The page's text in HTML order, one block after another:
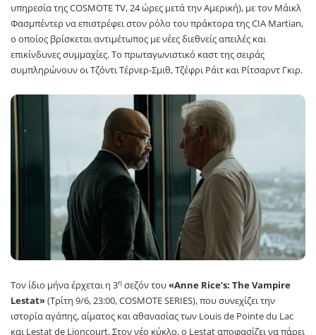
υπηρεσία της COSMOTE TV, 24 ώρες μετά την Αμερική), με τον Μάικλ
Φασμπέντερ να επιστρέφει στον ρόλο του πράκτορα της CIA Martian,
ο οποίος βρίσκεται αντιμέτωπος με νέες διεθνείς απειλές και
επικίνδυνες συμμαχίες. Το πρωταγωνιστικό καστ της σειράς
συμπληρώνουν οι Τζόντι Τέρνερ-Σμιθ, Τζέφρι Ράιτ και Ρίτσαρντ Γκιρ.
Τον ίδιο μήνα έρχεται η 3η σεζόν του«Anne Rice’s: The Vampire
Lestat»(Τρίτη 9/6, 23:00, COSMOTE SERIES), που συνεχίζει την
ιστορία αγάπης, αίματος και αθανασίας των Louis de Pointe du Lac
και Lestat de Lioncourt. Στον νέο κύκλο, ο Lestat αποφασίζει να πάρει